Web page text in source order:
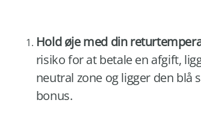
Hold øje med din
risiko for at betale en afgift,
neutral zone og ligger den blå
bonus.